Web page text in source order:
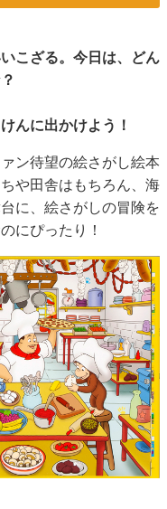
こざる。今日は、どん
んに出かけよう！
ン待望の絵さがし絵本
や田舎はもちろん、海
に、絵さがしの冒険を
にぴったり！